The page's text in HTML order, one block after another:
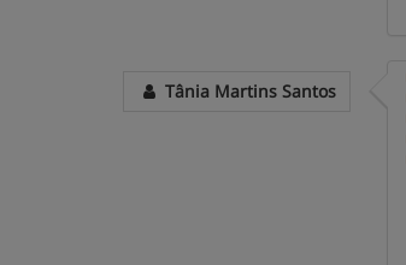
Tânia Martins Santos